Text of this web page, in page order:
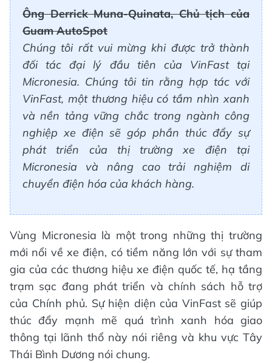
Ông Derrick Muna-Quinata, Chủ tịch của
Guam AutoSpot
Chúng tôi rất vui mừng khi được trở thành
đối tác đại lý đầu tiên của VinFast tại
Micronesia. Chúng tôi tin rằng hợp tác với
VinFast, một thương hiệu có tầm nhìn xanh
và nền tảng vững chắc trong ngành công
nghiệp xe điện sẽ góp phần thúc đẩy sự
phát triển của thị trường xe điện tại
Micronesia và nâng cao trải nghiệm di
chuyển điện hóa của khách hàng.
Vùng Micronesia là một trong những thị trường
mới nổi về xe điện, có tiềm năng lớn với sự tham
gia của các thương hiệu xe điện quốc tế, hạ tầng
trạm sạc đang phát triển và chính sách hỗ trợ
của Chính phủ. Sự hiện diện của VinFast sẽ giúp
thúc đẩy mạnh mẽ quá trình xanh hóa giao
thông tại lãnh thổ này nói riêng và khu vực Tây
Thái Bình Dương nói chung.